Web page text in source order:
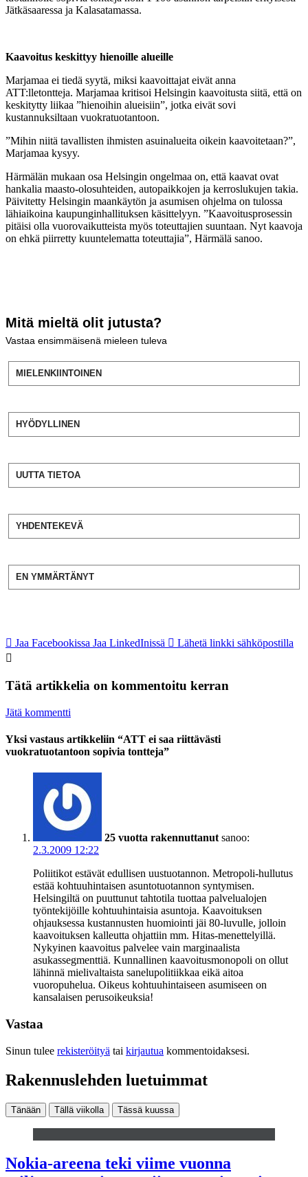
Jätkäsaaressa ja Kalasatamassa.
Kaavoitus keskittyy hienoille alueille
Marjamaa ei tiedä syytä, miksi kaavoittajat eivät anna
ATT:lletontteja. Marjamaa kritisoi Helsingin kaavoitusta siitä, että on
keskitytty liikaa ”hienoihin alueisiin”, jotka eivät sovi
kustannuksiltaan vuokratuotantoon.
”Mihin niitä tavallisten ihmisten asuinalueita oikein kaavoitetaan?”,
Marjamaa kysyy.
Härmälän mukaan osa Helsingin ongelmaa on, että kaavat ovat
hankalia maasto-olosuhteiden, autopaikkojen ja kerroslukujen takia.
Päivitetty Helsingin maankäytön ja asumisen ohjelma on tulossa
lähiaikoina kaupunginhallituksen käsittelyyn. ”Kaavoitusprosessin
pitäisi olla vuorovaikutteista myös toteuttajien suuntaan. Nyt kaavoja
on ehkä piirretty kuuntelematta toteuttajia”, Härmälä sanoo.
Mitä mieltä olit jutusta?
Vastaa ensimmäisenä mieleen tuleva
MIELENKIINTOINEN
HYÖDYLLINEN
UUTTA TIETOA
YHDENTEKEVÄ
EN YMMÄRTÄNYT
Jaa Facebookissa Jaa LinkedInissä Lähetä linkki sähköpostilla
Tätä artikkelia on kommentoitu kerran
Jätä kommentti
Yksi vastaus artikkeliin “ATT ei saa riittävästi
vuokratuotantoon sopivia tontteja”
25 vuotta rakennuttanut sanoo:
2.3.2009 12:22
Poliitikot estävät edullisen uustuotannon. Metropoli-hullutus
estää kohtuuhintaisen asuntotuotannon syntymisen.
Helsingiltä on puuttunut tahtotila tuottaa palvelualojen
työntekijöille kohtuuhintaisia asuntoja. Kaavoituksen
ohjauksessa kustannusten huomiointi jäi 80-luvulle, jolloin
kaavoituksen kalleutta ohjattiin mm. Hitas-menettelyillä.
Nykyinen kaavoitus palvelee vain marginaalista
asukassegmenttiä. Kunnallinen kaavoitusmonopoli on ollut
lähinnä mielivaltaista sanelupolitiikkaa eikä aitoa
vuoropuhelua. Oikeus kohtuuhintaiseen asumiseen on
kansalaisen perusoikeuksia!
Vastaa
Sinun tulee rekisteröityä tai kirjautua kommentoidaksesi.
Rakennuslehden luetuimmat
Tänään Tällä viikolla Tässä kuussa
Nokia-areena teki viime vuonna